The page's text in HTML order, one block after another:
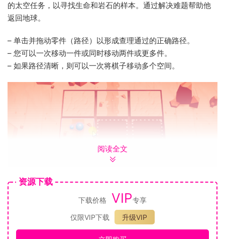
的太空任务，以寻找生命和岩石的样本。通过解决难题帮助他
返回地球。
– 单击并拖动零件（路径）以形成查理通过的正确路径。
– 您可以一次移动一件或同时移动两件或更多件。
– 如果路径清晰，则可以一次将棋子移动多个空间。
– 收集微生物来解决关卡。
– 带有微生物的部件是可移动的。
阅读全文
资源下载
下载价格 VIP专享
仅限VIP下载
升级VIP